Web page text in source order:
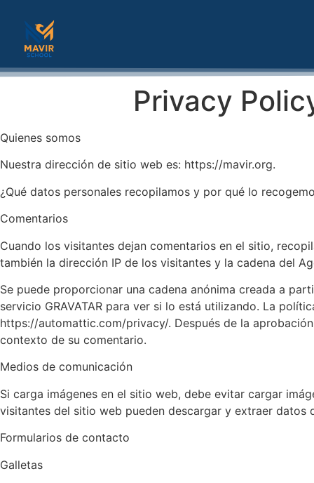
Privacy
Quienes somos
Nuestra dirección de sitio web es: https://mavir.org.
¿Qué datos personales recopilamos y por qué lo
Comentarios
Cuando los visitantes dejan comentarios en el sitio,
también la dirección IP de los visitantes y la cadena del
Se puede proporcionar una cadena anónima creada a
servicio GRAVATAR para ver si lo está utilizando. La
https://automattic.com/privacy/. Después de la
contexto de su comentario.
Medios de comunicación
Si carga imágenes en el sitio web, debe evitar cargar
visitantes del sitio web pueden descargar y extraer datos
Formularios de contacto
Galletas